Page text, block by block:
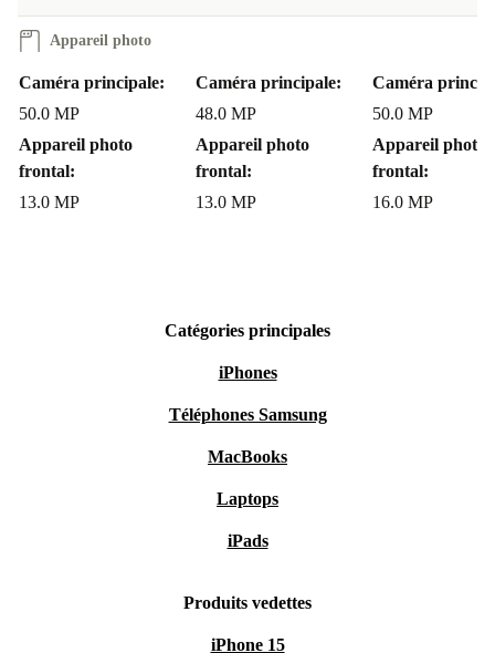
Appareil photo
Caméra principale:
50.0 MP
Appareil photo
frontal:
13.0 MP
Caméra principale:
48.0 MP
Appareil photo
frontal:
13.0 MP
Caméra
50.0 MP
Appareil photo
frontal:
16.0 MP
Catégories principales
iPhones
Téléphones Samsung
MacBooks
Laptops
iPads
Produits vedettes
iPhone 15